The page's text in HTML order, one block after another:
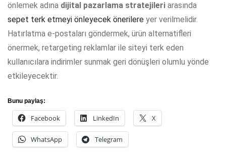
önlemek adına dijital pazarlama stratejileri arasında
sepet terk etmeyi önleyecek önerilere yer verilmelidir.
Hatırlatma e-postaları göndermek, ürün alternatifleri
önermek, retargeting reklamlar ile siteyi terk eden
kullanıcılara indirimler sunmak geri dönüşleri olumlu yönde
etkileyecektir.
Bunu paylaş:
Facebook LinkedIn X
WhatsApp Telegram